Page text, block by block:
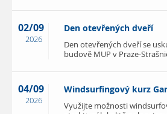
02/09
2026
Den otevřených dveří
Den otevřených dveří se
budově MUP v Praze-
04/09
2026
Windsurfingový kurz
Využijte možnosti